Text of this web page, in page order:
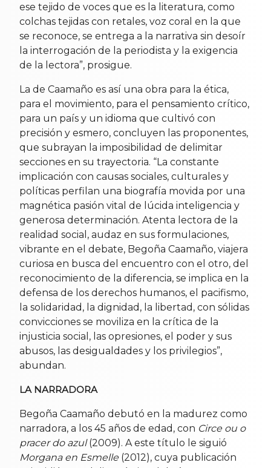
ese tejido de voces que es la literatura, como
colchas tejidas con retales, voz coral en la que
se reconoce, se entrega a la narrativa sin desoír
la interrogación de la periodista y la exigencia
de la lectora”, prosigue.
La de Caamaño es así una obra para la ética,
para el movimiento, para el pensamiento crítico,
para un país y un idioma que cultivó con
precisión y esmero, concluyen las proponentes,
que subrayan la imposibilidad de delimitar
secciones en su trayectoria. “La constante
implicación con causas sociales, culturales y
políticas perfilan una biografía movida por una
magnética pasión vital de lúcida inteligencia y
generosa determinación. Atenta lectora de la
realidad social, audaz en sus formulaciones,
vibrante en el debate, Begoña Caamaño, viajera
curiosa en busca del encuentro con el otro, del
reconocimiento de la diferencia, se implica en la
defensa de los derechos humanos, el pacifismo,
la solidaridad, la dignidad, la libertad, con sólidas
convicciones se moviliza en la crítica de la
injusticia social, las opresiones, el poder y sus
abusos, las desigualdades y los privilegios”,
abundan.
LA NARRADORA
Begoña Caamaño debutó en la madurez como
narradora, a los 45 años de edad, con Circe ou o
pracer do azul(2009). A este título le siguió
Morgana en Esmelle(2012), cuya publicación